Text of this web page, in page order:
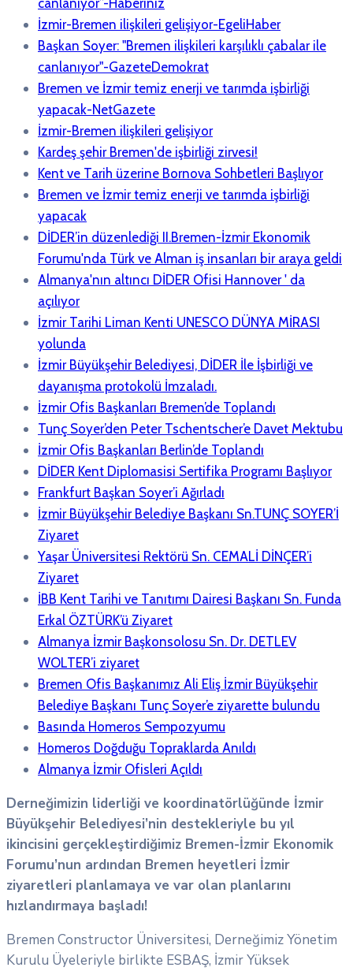
canlanıyor”-Haberiniz
İzmir-Bremen ilişkileri gelişiyor-EgeliHaber
Başkan Soyer: "Bremen ilişkileri karşılıklı çabalar ile
canlanıyor"-GazeteDemokrat
Bremen ve İzmir temiz enerji ve tarımda işbirliği
yapacak-NetGazete
İzmir-Bremen ilişkileri gelişiyor
Kardeş şehir Bremen'de işbirliği zirvesi!
Kent ve Tarih üzerine Bornova Sohbetleri Başlıyor
Bremen ve İzmir temiz enerji ve tarımda işbirliği
yapacak
DİDER’in düzenlediği II.Bremen-İzmir Ekonomik
Forumu'nda Türk ve Alman iş insanları bir araya geldi
Almanya'nın altıncı DİDER Ofisi Hannover ' da
açılıyor
İzmir Tarihi Liman Kenti UNESCO DÜNYA MİRASI
yolunda
İzmir Büyükşehir Belediyesi, DİDER İle İşbirliği ve
dayanışma protokolü İmzaladı.
İzmir Ofis Başkanları Bremen’de Toplandı
Tunç Soyer’den Peter Tschentscher’e Davet Mektubu
İzmir Ofis Başkanları Berlin’de Toplandı
DİDER Kent Diplomasisi Sertifika Programı Başlıyor
Frankfurt Başkan Soyer’i Ağırladı
İzmir Büyükşehir Belediye Başkanı Sn.TUNÇ SOYER’İ
Ziyaret
Yaşar Üniversitesi Rektörü Sn. CEMALİ DİNÇER’i
Ziyaret
İBB Kent Tarihi ve Tanıtımı Dairesi Başkanı Sn. Funda
Erkal ÖZTÜRK’ü Ziyaret
Almanya İzmir Başkonsolosu Sn. Dr. DETLEV
WOLTER’i ziyaret
Bremen Ofis Başkanımız Ali Eliş İzmir Büyükşehir
Belediye Başkanı Tunç Soyer’e ziyarette bulundu
Basında Homeros Sempozyumu
Homeros Doğduğu Topraklarda Anıldı
Almanya İzmir Ofisleri Açıldı
Derneğimizin liderliği ve koordinatörlüğünde İzmir
Büyükşehir Belediyesi’nin destekleriyle bu yıl
ikincisini gerçekleştirdiğimiz Bremen-İzmir Ekonomik
Forumu’nun ardından Bremen heyetleri İzmir
ziyaretleri planlamaya ve var olan planlarını
hızlandırmaya başladı!
Bremen Constructor Üniversitesi, Derneğimiz Yönetim
Kurulu Üyeleriyle birlikte ESBAŞ, İzmir Yüksek